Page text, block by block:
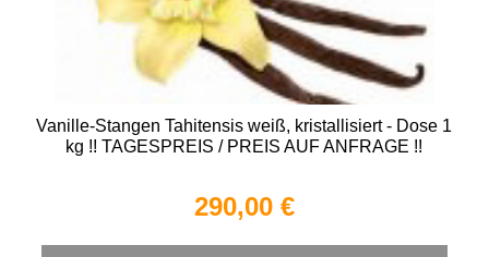
Vanille-Stangen Tahitensis weiß, kristallisiert - Dose 1
kg !! TAGESPREIS / PREIS AUF ANFRAGE !!
290,00 €